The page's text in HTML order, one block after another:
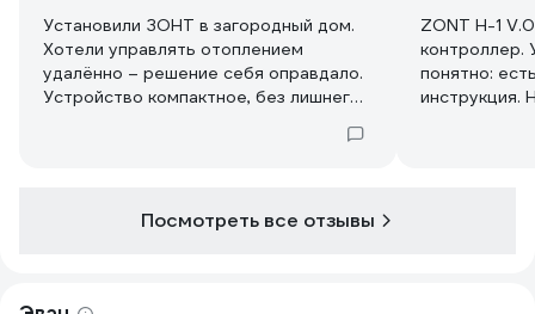
Установили ЗОНТ в загородный дом.
Хотели управлять отоплением
удалённо – решение себя оправдало.
Устройство компактное, без лишнего,
Через приложение можно настроить
включить – теперь всё можно сделать
ZONT H-1
контроллер.
понятно:
инструкция.
Посмотреть все отзывы